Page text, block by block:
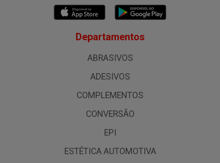
Departamentos
ABRASIVOS
ADESIVOS
COMPLEMENTOS
CONVERSÃO
EPI
ESTÉTICA AUTOMOTIVA